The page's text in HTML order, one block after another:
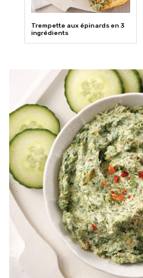
Trempette aux épinards en 3
ingrédients